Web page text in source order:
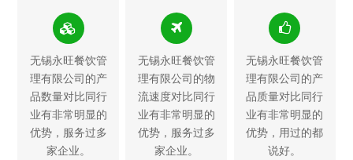
无锡永旺餐饮管
理有限公司的产
品数量对比同行
业有非常明显的
优势，服务过多
家企业。
无锡永旺餐饮管
理有限公司的物
流速度对比同行
业有非常明显的
优势，服务过多
家企业。
无锡永旺餐饮管
理有限公司的产
品质量对比同行
业有非常明显的
优势，用过的都
说好。